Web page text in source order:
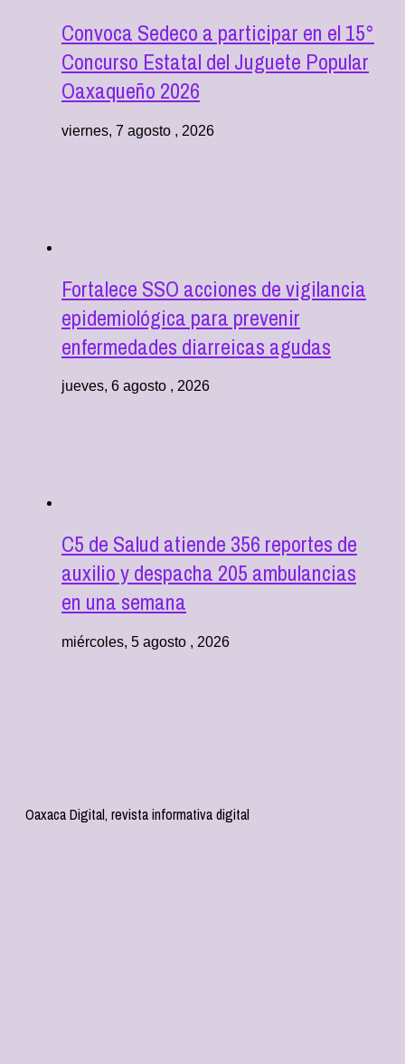
Convoca Sedeco a participar en el 15°
Concurso Estatal del Juguete Popular
Oaxaqueño 2026
viernes, 7 agosto , 2026
Fortalece SSO acciones de vigilancia
epidemiológica para prevenir
enfermedades diarreicas agudas
jueves, 6 agosto , 2026
C5 de Salud atiende 356 reportes de
auxilio y despacha 205 ambulancias
en una semana
miércoles, 5 agosto , 2026
Oaxaca Digital, revista informativa digital